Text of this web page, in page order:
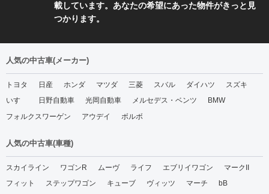
載しています。あなたの希望にあった物件がきっと見
つかります。
人気の中古車(メーカー)
トヨタ 日産 ホンダ マツダ 三菱 スバル ダイハツ
スズキ
いすゞ
日野自動車 光岡自動車 メルセデス・ベンツ
BMW
フォルクスワーゲン
アウデイ ボルボ
人気の中古車(車種)
スカイライン ワゴンR ムーヴ ライフ エブリイワゴン
マークII
フィット
ステップワゴン キューブ ヴィッツ マーチ
bB